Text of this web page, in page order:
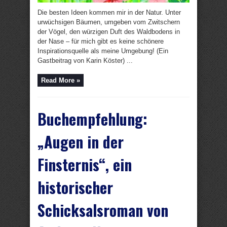
Die besten Ideen kommen mir in der Natur. Unter
urwüchsigen Bäumen, umgeben vom Zwitschern
der Vögel, den würzigen Duft des Waldbodens in
der Nase – für mich gibt es keine schönere
Inspirationsquelle als meine Umgebung! (Ein
Gastbeitrag von Karin Köster) ...
Read More »
Buchempfehlung:
„Augen in der
Finsternis“, ein
historischer
Schicksalsroman von